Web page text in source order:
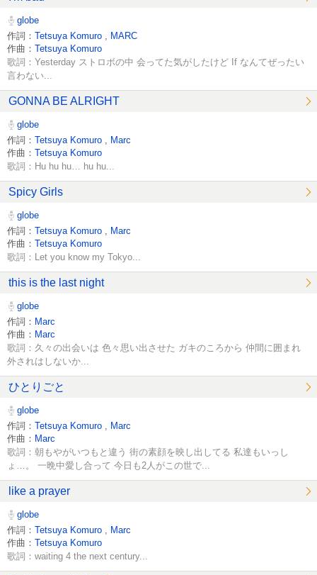
globe
作詞： Tetsuya Komuro
MARC
作曲： Tetsuya Komuro
歌詞：Yesterday ストロボの中 会ってた気がしたけど If なんてぜったい
言わない...
GONNA BE ALRIGHT
globe
作詞： Tetsuya Komuro
Marc
作曲： Tetsuya Komuro
歌詞：Hu hu hu… hu hu...
Spicy Girls
globe
作詞： Tetsuya Komuro
Marc
作曲： Tetsuya Komuro
歌詞：Let you know my Tokyo...
this is the last night
globe
作詞： Marc
作曲： Marc
歌詞：久々の出会いは 色々思い出させた ガキのころから 仲間に囲まれ
外されはしないか...
ひとりごと
globe
作詞： Tetsuya Komuro
Marc
作曲： Marc
歌詞：朝もやがいつもと違う 街の素顔を映し出してる 私達もいっし
ょ…。 一晩中愛し合って 今日も2人がこの世で...
like a prayer
globe
作詞： Tetsuya Komuro
Marc
作曲： Tetsuya Komuro
歌詞：waiting 4 the next century...